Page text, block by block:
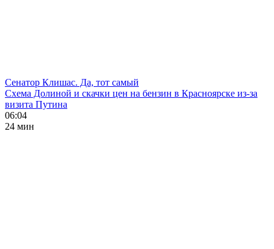
Сенатор Клишас. Да, тот самый
Схема Долиной и скачки цен на бензин в Красноярске из-за
визита Путина
06:04
24 мин